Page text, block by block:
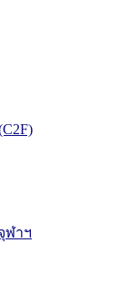
ฬาฯ